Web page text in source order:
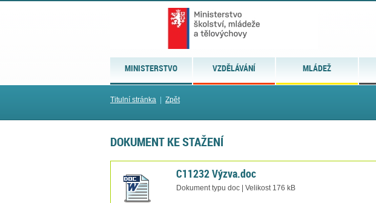
MINISTERSTVO VZDĚLÁVÁNÍ MLÁDEŽ
Titulní stránka Zpět
DOKUMENT KE STAŽENÍ
C11232 Výzva.doc
Dokument typu doc | Velikost 176 kB